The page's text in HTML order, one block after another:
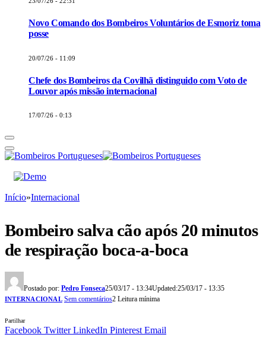
Novo Comando dos Bombeiros Voluntários de Esmoriz toma
posse
20/07/26 - 11:09
Chefe dos Bombeiros da Covilhã distinguido com Voto de
Louvor após missão internacional
17/07/26 - 0:13
Início»Internacional
Bombeiro salva cão após 20 minutos
de respiração boca-a-boca
Postado por: Pedro Fonseca25/03/17 - 13:34Updated:25/03/17 - 13:35
INTERNACIONAL Sem comentários2 Leitura mínima
Partilhar
Facebook Twitter LinkedIn Pinterest Email